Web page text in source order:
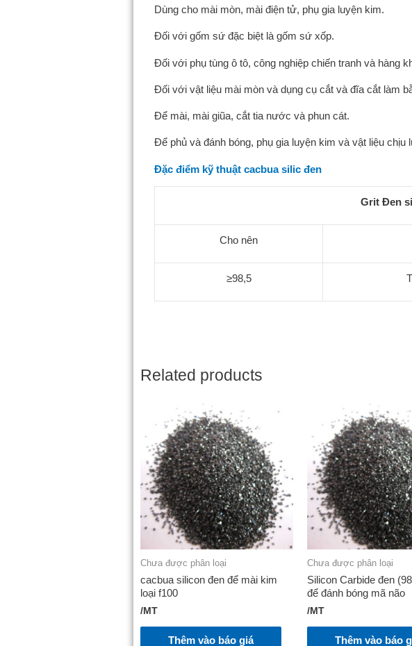
Dùng cho mài mòn, mài điện tử, phụ gia luyện kim.
Đối với gốm sứ đặc biệt là gốm sứ xốp.
Đối với phụ tùng ô tô, công nghiệp chiến tranh và hàng
Đối với vật liệu mài mòn và dụng cụ cắt và đĩa cắt làm
Để mài, mài giũa, cắt tia nước và phun cát.
Để phủ và đánh bóng, phụ gia luyện kim và vật liệu chịu
Đặc điểm kỹ thuật cacbua silic đen
Grit Đen
Cho nên
≥98,5
Related products
Chưa được phân loại
cacbua silicon đen để mài kim
loại f100
/MT
Thêm vào báo giá
Chưa được phân loại
Silicon Carbide đen
để đánh bóng mã não
/MT
Thêm vào báo